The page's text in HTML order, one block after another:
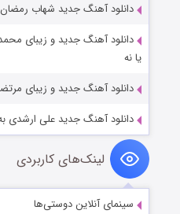
دانلود آهنگ جدید شهاب
دانلود آهنگ جدید و زیبای
یا نه
دانلود آهنگ جدید و زیبای
دانلود آهنگ جدید علی ارشدی
لینک‌های کاربردی
سینمای آنلاین دوستی‌ها